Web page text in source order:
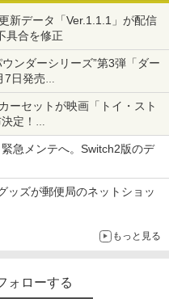
新データ「Ver.1.1.1」が配信
具合を修正
ンダーシリーズ”第3弾「ダー
7日発売
使用した超大型チーズバーガー
ーセットが映画「トイ・スト
定！
配布
急メンテへ。Switch2版のデ
ッズが郵便局のネットショッ
もっと見る
ォローする